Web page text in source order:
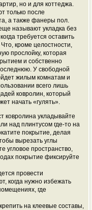
но и для коттеджа.
только после
а также фанеры пол.
называют укладка без
требуется оставить
кроме целостности,
прослойку, которая
и собственно
У свободной
жилым комнатам и
всего лишь
ковролин, который
начать «гулять».
ковролина укладывайте
над плинтусом где-то на
покрытие, делая
вырезать углы
угловое пространство,
покрытие фиксируйте
провести
когда нужно избежать
где
на клеевые составы,